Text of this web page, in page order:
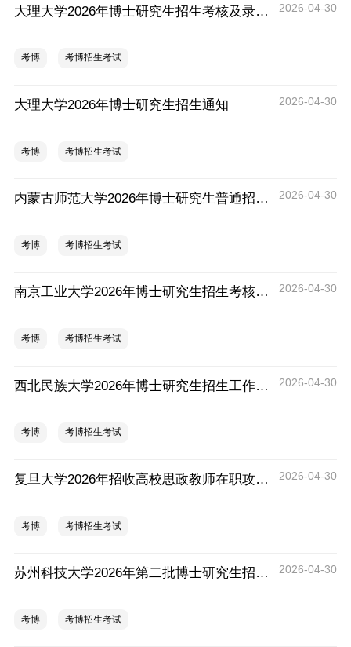
大理大学2026年博士研究生招生考核及录取工作实施办法 2026-04-30
考博 考博招生考试
大理大学2026年博士研究生招生通知 2026-04-30
考博 考博招生考试
内蒙古师范大学2026年博士研究生普通招考招生通知 2026-04-30
考博 考博招生考试
南京工业大学2026年博士研究生招生考核工作（第二批）的通知 2026-04-30
考博 考博招生考试
西北民族大学2026年博士研究生招生工作实施方案 2026-04-30
考博 考博招生考试
复旦大学2026年招收高校思政教师在职攻读马克思主义理论博士学位研究生通知 2026-04-30
考博 考博招生考试
苏州科技大学2026年第二批博士研究生招生报名工作的通知 2026-04-30
考博 考博招生考试